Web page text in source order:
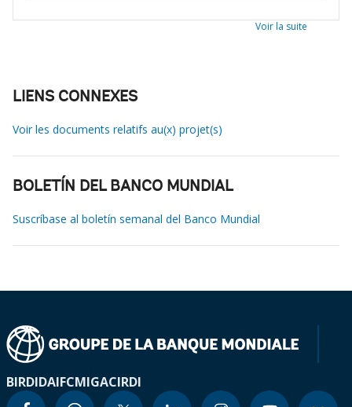
Voir la suite
LIENS CONNEXES
Voir les documents relatifs au(x) projet(s)
BOLETÍN DEL BANCO MUNDIAL
Suscríbase al boletín semanal del Banco Mundial
BIRDIDAIFCMIGACIRDI